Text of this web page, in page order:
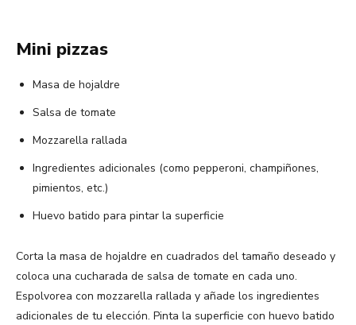
Mini pizzas
Masa de hojaldre
Salsa de tomate
Mozzarella rallada
Ingredientes adicionales (como pepperoni, champiñones,
pimientos, etc.)
Huevo batido para pintar la superficie
Corta la masa de hojaldre en cuadrados del tamaño deseado y
coloca una cucharada de salsa de tomate en cada uno.
Espolvorea con mozzarella rallada y añade los ingredientes
adicionales de tu elección. Pinta la superficie con huevo batido